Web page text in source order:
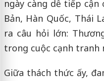
ngày càng dễ tiếp
Bản, Hàn Quốc, Thái
ra câu hỏi lớn:
trong cuộc cạnh tranh
Giữa thách thức ấy,